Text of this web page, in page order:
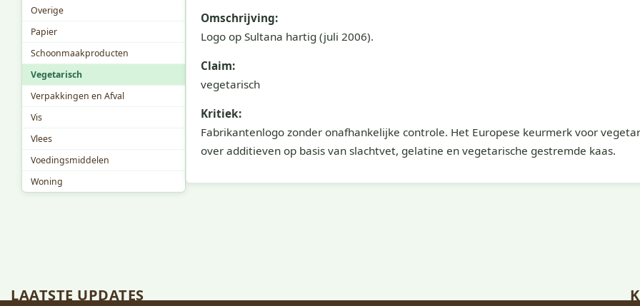
Overige
Papier
Schoonmaakproducten
Vegetarisch
Verpakkingen en Afval
Vis
Vlees
Voedingsmiddelen
Woning
Omschrijving:
Logo op Sultana hartig (juli 2006).
Claim:
vegetarisch
Kritiek:
Fabrikantenlogo zonder onafhankelijke controle. Het Europese keurmerk voor
over additieven op basis van slachtvet, gelatine en vegetarische gestremde kaas.
LAATSTE UPDATES